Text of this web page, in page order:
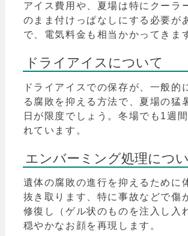
アイス費用や、夏場は特にクーラ
のまま付けっぱなしにする必要が
で、電気料金も相当かかってきま
ドライアイスについて
ドライアイスでの保存が、一般的
る腐敗を抑える方法で、夏場の猛
日が限度でしょう。冬場でも1週
れています。
エンバーミング処理につ
遺体の腐敗の進行を抑えるために
抜き取ります、特に事故などで傷
修復し（ゲル状のものを注入し入
穏やかなお顔を再現します。